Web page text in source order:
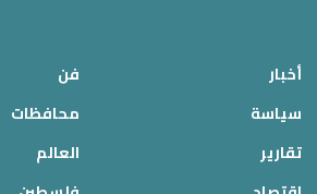
أخبار
سياسة
تقارير
فن
محافظات
العالم